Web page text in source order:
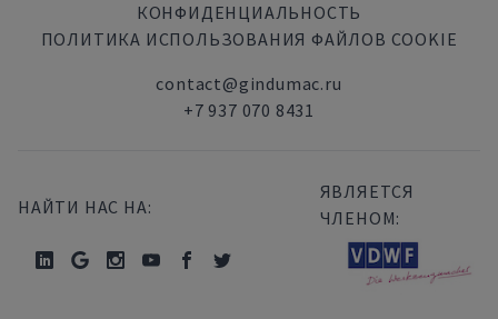
КОНФИДЕНЦИАЛЬНОСТЬ
ПОЛИТИКА ИСПОЛЬЗОВАНИЯ ФАЙЛОВ COOKIE
contact@gindumac.ru
+7 937 070 8431
НАЙТИ НАС НА:
ЯВЛЯЕТСЯ
ЧЛЕНОМ: